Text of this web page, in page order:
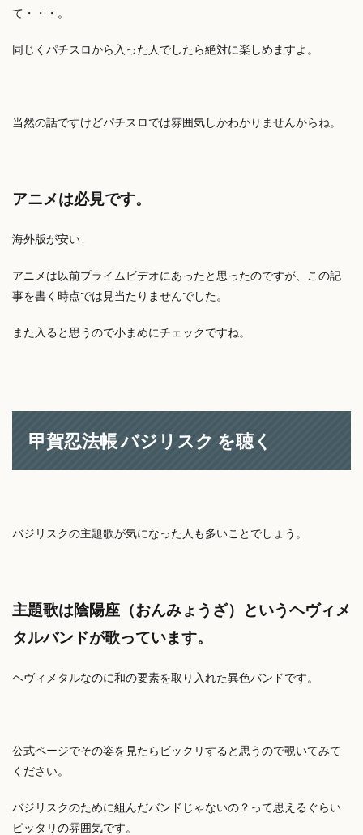
て・・・。
同じくパチスロから入った人でしたら絶対に楽しめますよ。
当然の話ですけどパチスロでは雰囲気しかわかりませんからね。
アニメは必見です。
海外版が安い↓
アニメは以前プライムビデオにあったと思ったのですが、この記
事を書く時点では見当たりませんでした。
また入ると思うので小まめにチェックですね。
甲賀忍法帳 バジリスク を聴く
バジリスクの主題歌が気になった人も多いことでしょう。
主題歌は陰陽座（おんみょうざ）というヘヴィメ
タルバンドが歌っています。
ヘヴィメタルなのに和の要素を取り入れた異色バンドです。
公式ページでその姿を見たらビックリすると思うので覗いてみて
ください。
バジリスクのために組んだバンドじゃないの？って思えるぐらい
ピッタリの雰囲気です。